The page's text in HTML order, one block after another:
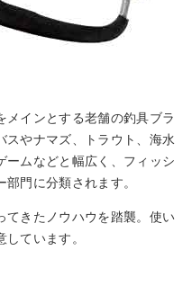
メインとする老舗の釣具ブラ
スやナマズ、トラウト、海水
ームなどと幅広く、フィッシ
門に分類されます。
てきたノウハウを踏襲。使い
ています。